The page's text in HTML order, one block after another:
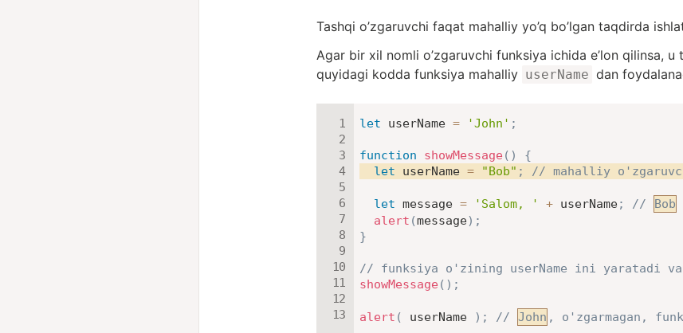
Tashqi o’zgaruvchi faqat mahalliy yo’q bo’lgan taqdirda
Agar bir xil nomli o’zgaruvchi funksiya ichida e’lon qilinsa, u
quyidagi kodda funksiya mahalliy userName dan
let userName = 'John' ;
function showMessage ( )
{
let userName = "Bob" ; // mahalliy
let message = 'Salom, ' + userName; //
Bob
alert (message) ;
}
// funksiya o'zining userName ini yaratadi
showMessage ( ) ;
alert ( userName ) ; // John , o'zgarmagan,